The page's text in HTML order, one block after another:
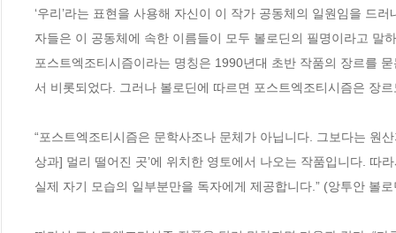
‘우리’라는 표현을 사용해 자신이 이 작가 공동체의 일원임을 드
자들은 이 공동체에 속한 이름들이 모두 볼로딘의 필명이라고 말
포스트엑조티시즘이라는 명칭은 1990년대 초반 작품의 장르를
서 비롯되었다. 그러나 볼로딘에 따르면 포스트엑조티시즘은 장
“포스트엑조티시즘은 문학사조나 문체가 아닙니다. 그보다는 원
상과] 멀리 떨어진 곳’에 위치한 영토에서 나오는 작품입니다. 따
실제 자기 모습의 일부분만을 독자에게 제공합니다.” (앙투안 볼